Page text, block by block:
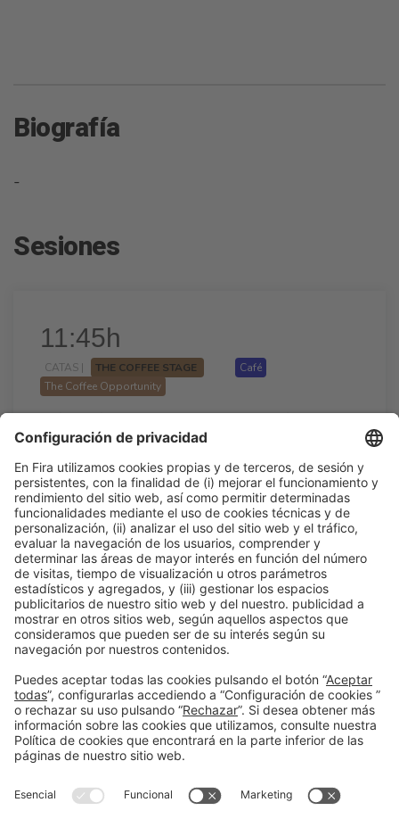
Biografía
-
Sesiones
11:45h
CATAS | THE COFFEE STAGE
Café
The Coffee Opportunity
Más allá de la leche: la revolución
vegetal en la taza
Lun 23 11:45h - 12:00h
The Coffee Stage
Acceso libre
Leer más